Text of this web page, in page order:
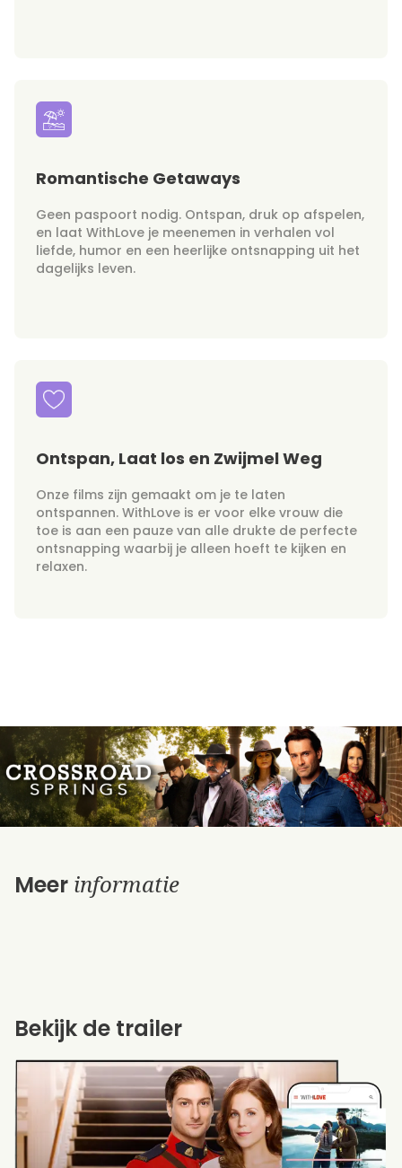
Romantische Getaways
Geen paspoort nodig. Ontspan, druk op afspelen,
en laat WithLove je meenemen in verhalen vol
liefde, humor en een heerlijke ontsnapping uit het
dagelijks leven.
Ontspan, Laat los en Zwijmel Weg
Onze films zijn gemaakt om je te laten
ontspannen. WithLove is er voor elke vrouw die
toe is aan een pauze van alle drukte de perfecte
ontsnapping waarbij je alleen hoeft te kijken en
relaxen.
Meer informatie
Bekijk de trailer